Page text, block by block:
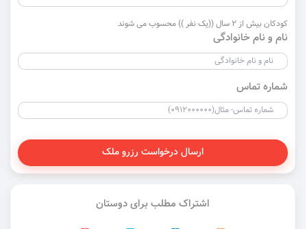
کودکان بیش از 2 سال ((یک نفر )) محسوب می شوند
نام و نام خانوادگی
شماره تماس
ارسال درخواست رزرو ملک
اشتراک مطلب برای دوستان